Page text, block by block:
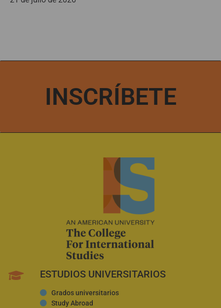
INSCRÍBETE
ESTUDIOS UNIVERSITARIOS
Grados universitarios
Study Abroad